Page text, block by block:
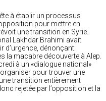
à établir un processus
pour mettre en
une transition en Syrie.
Lakhdar Brahimi avait
d’urgence, dénonçant
la macabre découverte à Alep.
à un «dialogue national»
pour trouver une
transition entièrement
rejetée par l’opposition et la